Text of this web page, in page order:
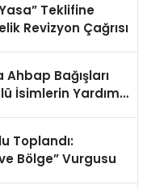
Teklifine
Revizyon Çağrısı
Ahbap Bağışları
İsimlerin Yardım
Toplandı:
Bölge” Vurgusu